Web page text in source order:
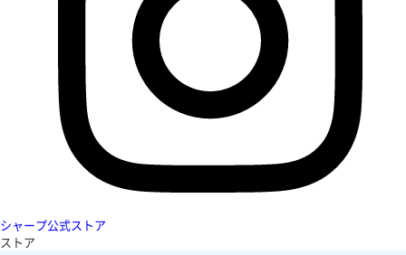
シャープ公式ストア
ストア